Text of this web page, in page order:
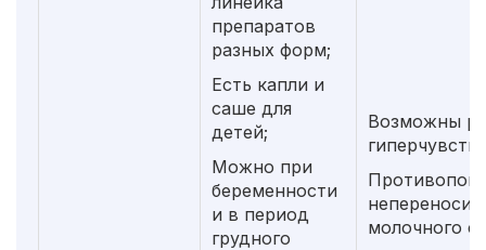
препаратов
разных форм;
Есть капли и
саше для
детей;
Можно при
беременности
и в период
грудного
Возможны
молочного